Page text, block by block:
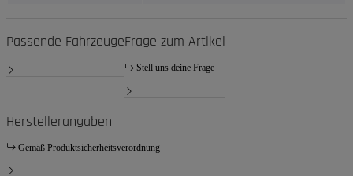
Passende FahrzeugeFrage zum Artikel
Stell uns deine Frage
Herstellerangaben
Gemäß Produktsicherheitsverordnung